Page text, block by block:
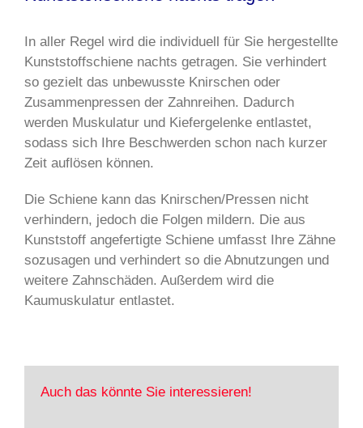
In aller Regel wird die individuell für Sie hergestellte
Kunststoffschiene nachts getragen. Sie verhindert
so gezielt das unbewusste Knirschen oder
Zusammenpressen der Zahnreihen. Dadurch
werden Muskulatur und Kiefergelenke entlastet,
sodass sich Ihre Beschwerden schon nach kurzer
Zeit auflösen können.
Die Schiene kann das Knirschen/Pressen nicht
verhindern, jedoch die Folgen mildern. Die aus
Kunststoff angefertigte Schiene umfasst Ihre Zähne
sozusagen und verhindert so die Abnutzungen und
weitere Zahnschäden. Außerdem wird die
Kaumuskulatur entlastet.
Auch das könnte Sie interessieren!